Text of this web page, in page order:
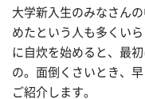
大学新入生のみなさん
めたという人も多くい
に自炊を始めると、最
の。面倒くさいとき、
ご紹介します。